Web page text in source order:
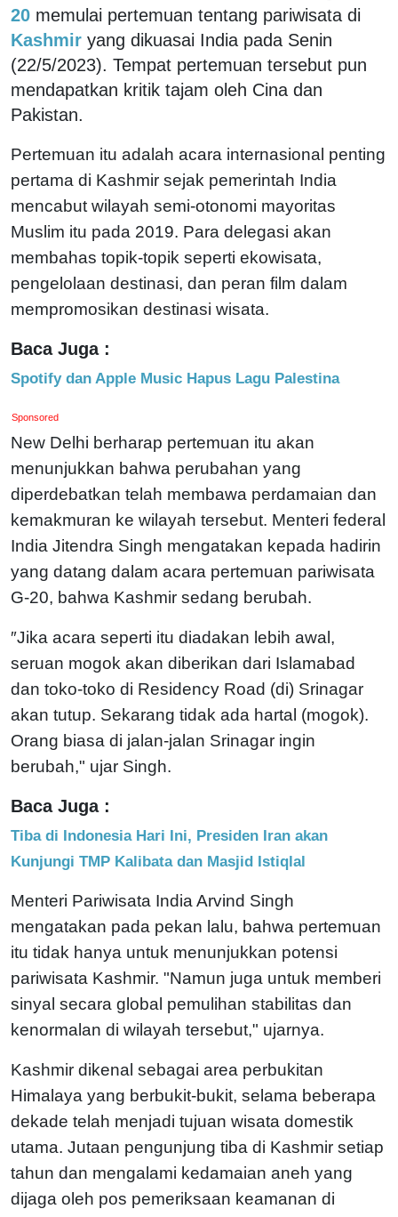
20 memulai pertemuan tentang pariwisata di
Kashmir yang dikuasai India pada Senin
(22/5/2023). Tempat pertemuan tersebut pun
mendapatkan kritik tajam oleh Cina dan
Pakistan.
Pertemuan itu adalah acara internasional penting
pertama di Kashmir sejak pemerintah India
mencabut wilayah semi-otonomi mayoritas
Muslim itu pada 2019. Para delegasi akan
membahas topik-topik seperti ekowisata,
pengelolaan destinasi, dan peran film dalam
mempromosikan destinasi wisata.
Baca Juga :
Spotify dan Apple Music Hapus Lagu Palestina
Sponsored
New Delhi berharap pertemuan itu akan
menunjukkan bahwa perubahan yang
diperdebatkan telah membawa perdamaian dan
kemakmuran ke wilayah tersebut. Menteri federal
India Jitendra Singh mengatakan kepada hadirin
yang datang dalam acara pertemuan pariwisata
G-20, bahwa Kashmir sedang berubah.
″Jika acara seperti itu diadakan lebih awal,
seruan mogok akan diberikan dari Islamabad
dan toko-toko di Residency Road (di) Srinagar
akan tutup. Sekarang tidak ada hartal (mogok).
Orang biasa di jalan-jalan Srinagar ingin
berubah," ujar Singh.
Baca Juga :
Tiba di Indonesia Hari Ini, Presiden Iran akan
Kunjungi TMP Kalibata dan Masjid Istiqlal
Menteri Pariwisata India Arvind Singh
mengatakan pada pekan lalu, bahwa pertemuan
itu tidak hanya untuk menunjukkan potensi
pariwisata Kashmir. "Namun juga untuk memberi
sinyal secara global pemulihan stabilitas dan
kenormalan di wilayah tersebut," ujarnya.
Kashmir dikenal sebagai area perbukitan
Himalaya yang berbukit-bukit, selama beberapa
dekade telah menjadi tujuan wisata domestik
utama. Jutaan pengunjung tiba di Kashmir setiap
tahun dan mengalami kedamaian aneh yang
dijaga oleh pos pemeriksaan keamanan di